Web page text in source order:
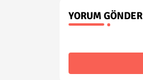
YORUM GÖNDER